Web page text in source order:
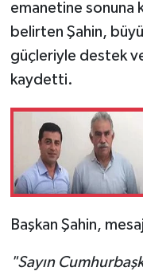
emanetine sonuna
belirten Şahin,
güçleriyle destek
kaydetti.
Başkan Şahin,
"Sayın